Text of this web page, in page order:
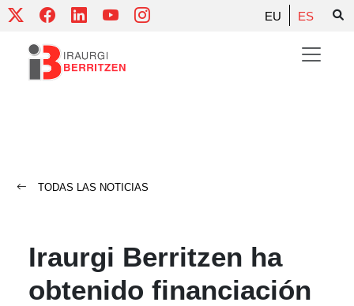
Skip
content
EU ES
TODAS LAS NOTICIAS
Iraurgi Berritzen ha
obtenido financiación